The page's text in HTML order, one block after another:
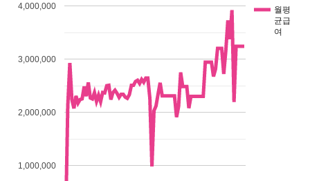
월평
균급
여
1,000,000
2,000,000
3,000,000
4,000,000